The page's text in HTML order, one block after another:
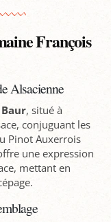
François
Alsacienne
, situé à
conjuguant les
Pinot Auxerrois
une expression
mettant en